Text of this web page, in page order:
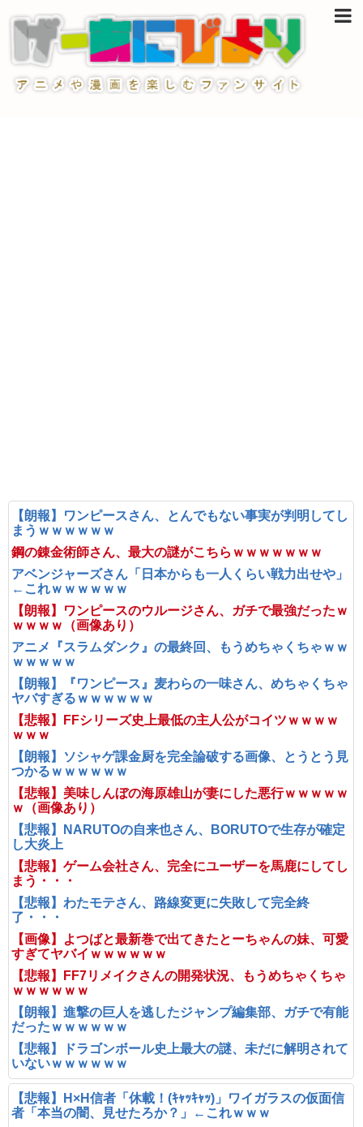
【朗報】ワンピースさん、とんでもない事実が判明してし
まうｗｗｗｗｗｗ
鋼の錬金術師さん、最大の謎がこちらｗｗｗｗｗｗｗ
アベンジャーズさん「日本からも一人くらい戦力出せや」
←これｗｗｗｗｗｗ
【朗報】ワンピースのウルージさん、ガチで最強だったｗ
ｗｗｗｗ（画像あり）
アニメ『スラムダンク』の最終回、もうめちゃくちゃｗｗ
ｗｗｗｗｗ
【朗報】『ワンピース』麦わらの一味さん、めちゃくちゃ
ヤバすぎるｗｗｗｗｗｗ
【悲報】FFシリーズ史上最低の主人公がコイツｗｗｗｗ
ｗｗｗ
【朗報】ソシャゲ課金厨を完全論破する画像、とうとう見
つかるｗｗｗｗｗｗ
【悲報】美味しんぼの海原雄山が妻にした悪行ｗｗｗｗｗ
ｗ（画像あり）
【悲報】NARUTOの自来也さん、BORUTOで生存が確定
し大炎上
【悲報】ゲーム会社さん、完全にユーザーを馬鹿にしてし
まう・・・
【悲報】わたモテさん、路線変更に失敗して完全終
了・・・
【画像】よつばと最新巻で出てきたとーちゃんの妹、可愛
すぎてヤバイｗｗｗｗｗｗ
【悲報】FF7リメイクさんの開発状況、もうめちゃくちゃ
ｗｗｗｗｗｗ
【朗報】進撃の巨人を逃したジャンプ編集部、ガチで有能
だったｗｗｗｗｗｗ
【悲報】ドラゴンボール史上最大の謎、未だに解明されて
いないｗｗｗｗｗｗ
【悲報】H×H信者「休載！(ｷｬｯｷｬｯ)」ワイガラスの仮面信
者「本当の闇、見せたろか？」←これｗｗｗ